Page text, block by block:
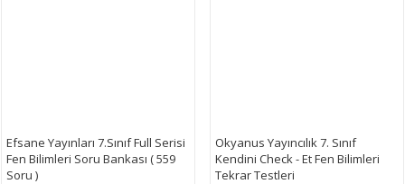
Efsane Yayınları 7.Sınıf Full Serisi
Fen Bilimleri Soru Bankası ( 559
Soru )
Okyanus Yayıncılık 7. Sınıf
Kendini Check - Et Fen Bilimleri
Tekrar Testleri